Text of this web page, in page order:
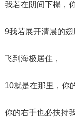
我若在阴间下榻，
9我若展开清晨的翅
飞到海极居住，
10就是在那里，你
你的右手也必扶持我